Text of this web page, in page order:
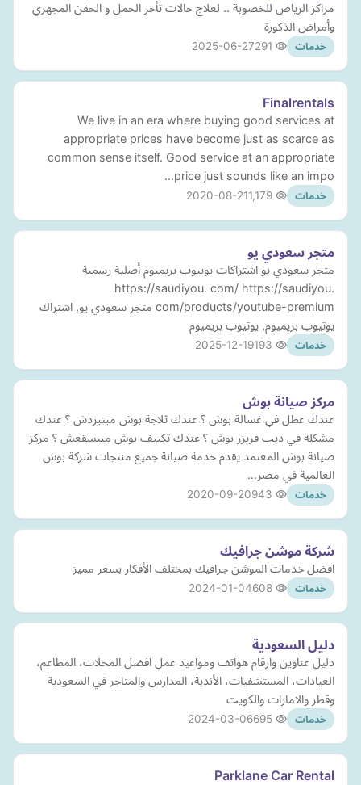
مراكز الرياض للخصوبة .. لعلاج حالات تأخر الحمل و الحقن المجهري
وأمراض الذكورة
خدمات 2025-06-27
Finalrentals
We live in an era where buying good services at
appropriate prices have become just as scarce as
common sense itself. Good service at an appropriate
price just sounds like an impo…
خدمات 2020-08-21
متجر سعودي يو
متجر سعودي يو اشتراكات يوتيوب بريميوم أصلية رسمية
https://saudiyou. com/ https://saudiyou.
com/products/youtube-premium متجر سعودي يو, اشتراك
يوتيوب بريميوم, يوتيوب بريميوم
خدمات 2025-12-19
مركز صيانة بوش
عندك عطل في غسالة بوش ؟ عندك ثلاجة بوش مبتبردش ؟ عندك
مشكلة في ديب فريزر بوش ؟ عندك تكييف بوش مبيسقعش ؟ مركز
صيانة بوش المعتمد يقدم خدمة صيانة جميع منتجات شركة بوش
العالمية في مصر…
خدمات 2020-09-20
شركة موشن جرافيك
افضل خدمات الموشن جرافيك بمختلف الأفكار بسعر مميز
خدمات 2024-01-04
دليل السعودية
دليل عناوين وارقام هواتف ومواعيد عمل افضل المحلات، المطاعم،
العيادات، المستشفيات، الأندية، المدارس والمتاجر في السعودية
وقطر والامارات والكويت
خدمات 2024-03-06
Parklane Car Rental